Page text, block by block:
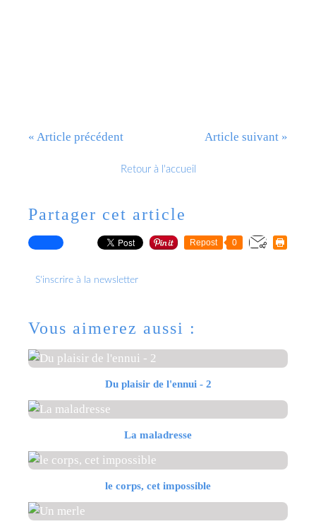
« Article précédent Article suivant »
Retour à l'accueil
Partager cet article
Repost 0
S'inscrire à la newsletter
Vous aimerez aussi :
Du plaisir de l'ennui - 2
La maladresse
le corps, cet impossible